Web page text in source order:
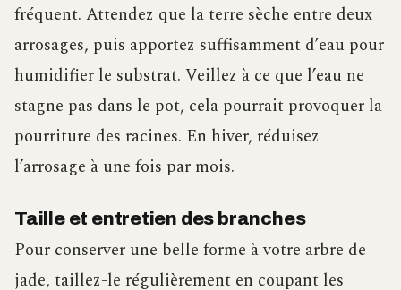
fréquent. Attendez que la terre sèche entre deux
arrosages, puis apportez suffisamment d’eau pour
humidifier le substrat. Veillez à ce que l’eau ne
stagne pas dans le pot, cela pourrait provoquer la
pourriture des racines. En hiver, réduisez
l’arrosage à une fois par mois.
Taille et entretien des branches
Pour conserver une belle forme à votre arbre de
jade, taillez-le régulièrement en coupant les